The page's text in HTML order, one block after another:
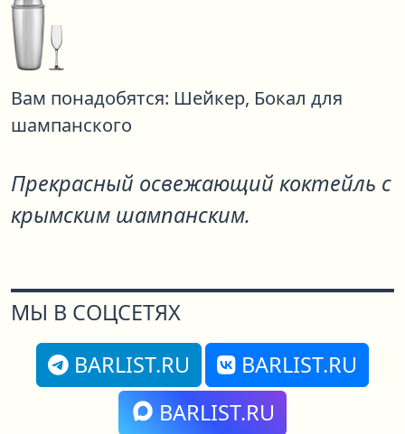
Вам понадобятся: Шейкер, Бокал для
шампанского
Прекрасный освежающий коктейль с
крымским шампанским.
МЫ В СОЦСЕТЯХ
BARLIST.RU
BARLIST.RU
BARLIST.RU